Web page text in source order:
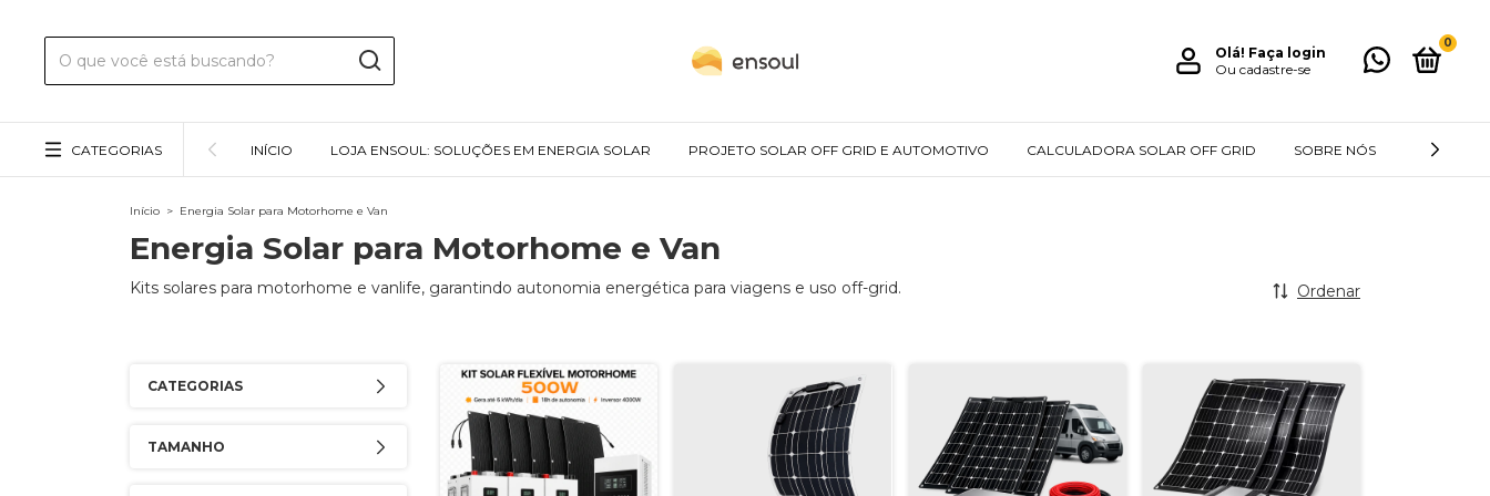
Olá! Faça login
Ou cadastre-se
0
CATEGORIAS INÍCIO LOJA ENSOUL: SOLUÇÕES EM ENERGIA SOLAR PROJETO SOLAR OFF GRID E AUTOMOTIVO CALCULADORA SOLAR OFF GRID SOBRE NÓS BLOG
Início > Energia Solar para Motorhome e Van
Energia Solar para Motorhome e Van
Kits solares para motorhome e vanlife, garantindo autonomia energética para viagens e uso off-grid. Ordenar
CATEGORIAS
TAMANHO